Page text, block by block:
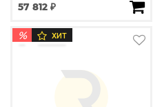
57 812 ₽
% ХИТ